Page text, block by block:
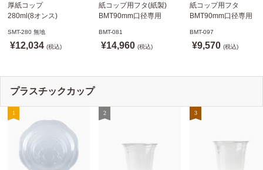
厚紙コップ
280ml(8オンス)
SMT-280 無地
※沖縄・離島 送料別途
SMT-280 無地
¥12,034 (税込)
紙コップ用フタ(紙製)
BMT90mm口径専用
ドリンキングリッド
※適合品番あり ※沖縄・
BMT-081
¥14,960 (税込)
紙コップ用フタ
BMT90mm口径専用
ノーストローフタ
※適合品番あり ※沖縄
BMT-097
¥9,570 (税込)
プラスチックカップ